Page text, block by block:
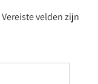
Vereiste velden zijn